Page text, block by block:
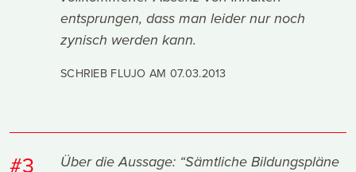
entsprungen, dass man leider nur noch
zynisch werden kann.
SCHRIEB FLUJO AM 07.03.2013
#3
Über die Aussage: “Sämtliche Bildungspläne